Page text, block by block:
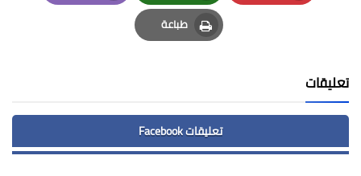
Pinterest
Whatsapp
Email
طباعة
Print
تعليقات
تعليقات Facebook